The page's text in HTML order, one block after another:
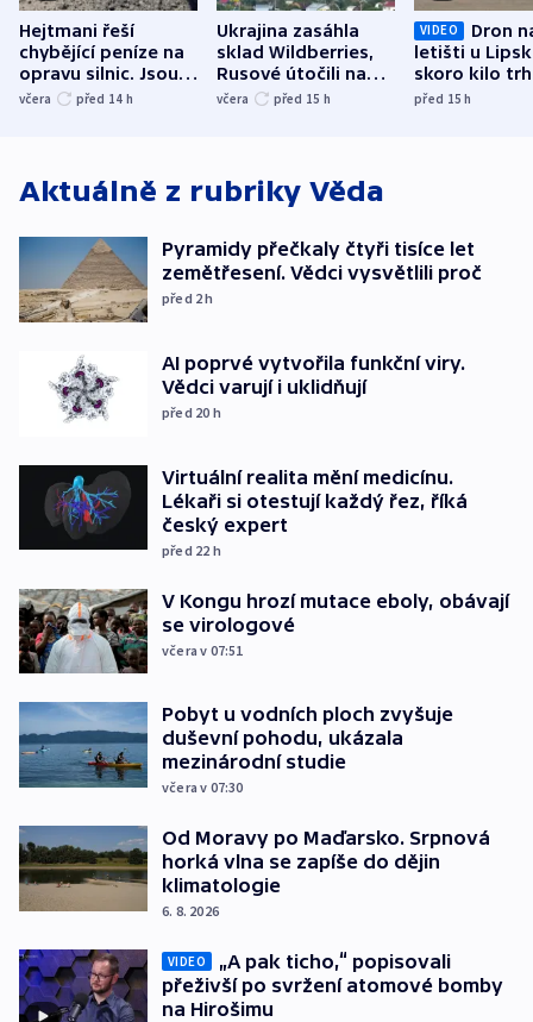
Hejtmani řeší
chybějící peníze na
opravu silnic. Jsou
nenárokové, namítá
včera před 14 h
Ukrajina zasáhla
sklad Wildberries,
Rusové útočili na
trh, hasiče či
včera před 15 h
VIDEO
Dron
letišti u
skoro kilo
indicie
před 15h
Aktuálně z rubriky Věda
Pyramidy přečkaly čtyři tisíce let
zemětřesení. Vědci vysvětlili proč
před 2h
AI poprvé vytvořila funkční viry.
Vědci varují i uklidňují
před 20 h
Virtuální realita mění medicínu.
Lékaři si otestují každý řez, říká
český expert
před 22 h
V Kongu hrozí mutace eboly, obávají
se virologové
včera v 07:51
Pobyt u vodních ploch zvyšuje
duševní pohodu, ukázala
mezinárodní studie
včera v 07:30
Od Moravy po Maďarsko. Srpnová
horká vlna se zapíše do dějin
klimatologie
6. 8. 2026
VIDEO
„A pak ticho,“ popisovali
přeživší po svržení atomové bomby
na Hirošimu